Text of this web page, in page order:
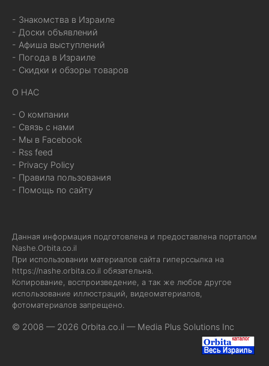
- Знакомства в Израиле
- Доски объявлений
- Афиша выступлений
- Погода в Израиле
- Скидки и обзоры товаров
О НАС
- О компании
- Связь с нами
- Мы в Facebook
- Rss feed
- Privacy Policy
- Правила пользования
- Помощь по сайту
Данная информация подготовлена и предоставлена порталом
Nashe.Orbita.co.il
При использовании материалов сайта гиперссылка на
https://nashe.orbita.co.il обязательна.
Копирование, воспроизведение, а так же любое другое
использование иллюстраций, видеоматериалов,
фотоматериалов запрещено.
© 2008 — 2026 Orbita.co.il — Media Plus Solutions Inc